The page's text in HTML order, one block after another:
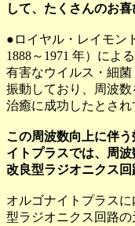
して、たくさんのお喜
●ロイヤル・レイモン
1888～1971 年）による
有害なウイルス・細
振動しており、周波
治癒に成功したとされ
この周波数向上に伴
イトプラスでは、周
改良型ラジオニクス回
オルゴナイトプラス
型ラジオニクス回路の